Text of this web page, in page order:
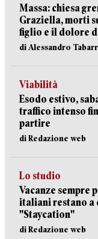
Massa: chiesa
Graziella, morti
figlio e il dolore
di Alessandro
Viabilità
Esodo estivo,
traffico intenso
partire
di Redazione web
Lo studio
Vacanze sempre
italiani restano a
"Staycation"
di Redazione web